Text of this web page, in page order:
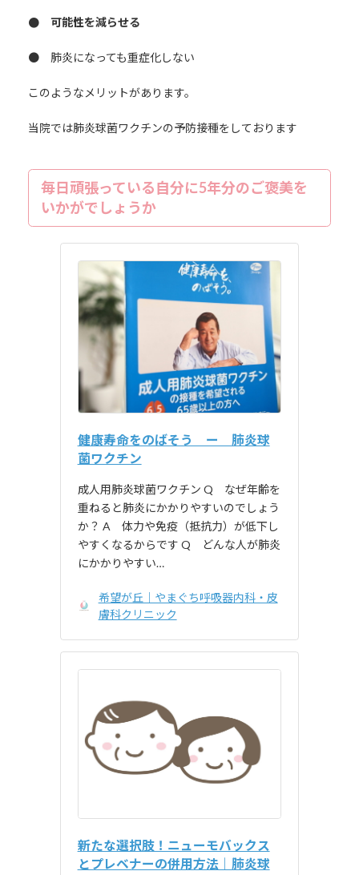
● 可能性を減らせる
● 肺炎になっても重症化しない
このようなメリットがあります。
当院では肺炎球菌ワクチンの予防接種をしております
毎日頑張っている自分に5年分のご褒美を
いかがでしょうか
健康寿命をのばそう ー 肺炎球
菌ワクチン
成人用肺炎球菌ワクチン Q なぜ年齢を
重ねると肺炎にかかりやすいのでしょう
か？ A 体力や免疫（抵抗力）が低下し
やすくなるからです Q どんな人が肺炎
にかかりやすい…
希望が丘｜やまぐち呼吸器内科・皮
膚科クリニック
新たな選択肢！ニューモバックス
とプレベナーの併用方法｜肺炎球